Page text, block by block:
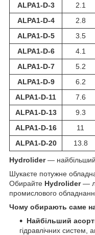
ALPA1-D-3
2.1
ALPA1-D-4
2.8
ALPA1-D-5
3.5
ALPA1-D-6
4.1
ALPA1-D-7
5.2
ALPA1-D-9
6.2
ALPA1-D-11
7.6
ALPA1-D-13
9.3
ALPA1-D-16
11
ALPA1-D-20
13.8
Hydrolider— найбільший
Шукаєте потужне
Обирайте Hydrolider—
промислового
Чому обирають саме
Найбільший
гідравлічних систем,